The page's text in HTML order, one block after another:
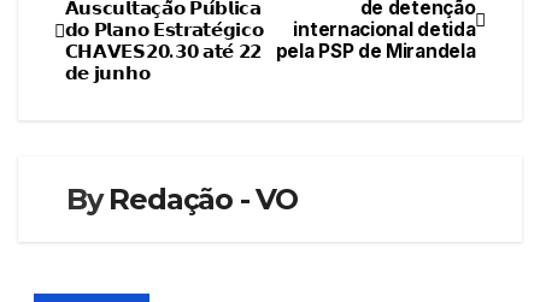
de
artigos
de detenção
internacional detida
pela PSP de Mirandela
𝗔𝘂𝘀𝗰𝘂𝗹𝘁𝗮𝗰̧𝗮̃𝗼 𝗣𝘂́𝗯𝗹𝗶𝗰𝗮
𝗱𝗼 𝗣𝗹𝗮𝗻𝗼 𝗘𝘀𝘁𝗿𝗮𝘁𝗲́𝗴𝗶𝗰𝗼
𝗖𝗛𝗔𝗩𝗘𝗦𝟮𝟬.𝟯𝟬 𝗮𝘁𝗲́ 𝟮𝟮
𝗱𝗲 𝗷𝘂𝗻𝗵𝗼
ByRedação - VO